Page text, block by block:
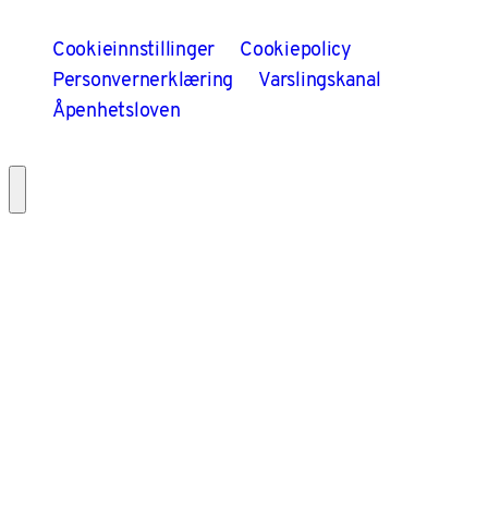
Cookieinnstillinger
Cookiepolicy
Personvernerklæring
Varslingskanal
Åpenhetsloven